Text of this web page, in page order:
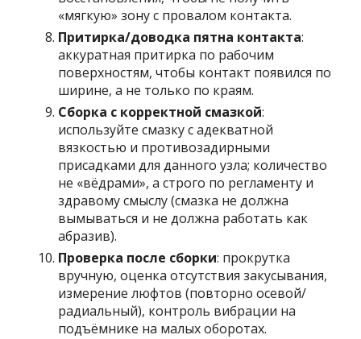
«мягкую» зону с провалом контакта.
Притирка/доводка пятна контакта:
аккуратная притирка по рабочим
поверхностям, чтобы контакт появился по
ширине, а не только по краям.
Сборка с корректной смазкой:
используйте смазку с адекватной
вязкостью и противозадирными
присадками для данного узла; количество
не «вёдрами», а строго по регламенту и
здравому смыслу (смазка не должна
вымываться и не должна работать как
абразив).
Проверка после сборки: прокрутка
вручную, оценка отсутствия закусывания,
измерение люфтов (повторно осевой/
радиальный), контроль вибрации на
подъёмнике на малых оборотах.